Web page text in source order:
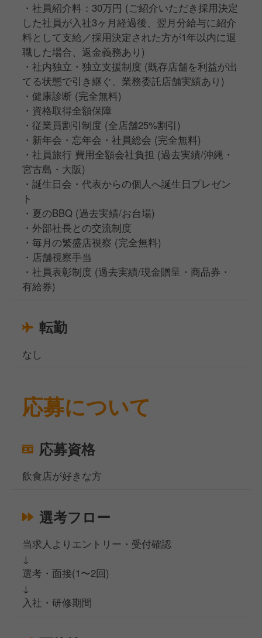
・社員紹介料：30万円 (ご紹介いただき採用決定
した社員が入社3ヶ月経過後、翌月分給与に紹介
料として支給／採用決定された方が1年以内に退
職した場合、返金義務あり)
・社内独立・独立支援制度 (既存店舗を利益が出
てる状態で引き継ぐ、業務委託店舗実績あり)
・健康診断 (完全無料)
・資格取得全額保障
・従業員割引制度 (全店舗25%割引)
・新年会・忘年会・社員総会 (完全無料)
・社員旅行 費用全額会社負担 (過去実績/沖縄・
宮古島・大阪)
・誕生日会・代表からの個人へ誕生日プレゼン
ト
・夏のBBQ (過去実績/お台場)
・外部社長との交流制度
・毎月の繁盛店視察 (完全無料)
・店舗視察手当
・社員表彰制度 (過去実績/現金贈呈・商品券・
有給券)
転勤
なし
応募について
応募資格
飲食店が好きな方
選考フロー
当求人よりエントリー・受付確認
↓
選考・面接(1〜2回)
↓
入社・研修期間